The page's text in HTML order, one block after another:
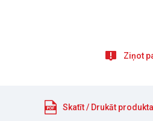
Ziņot
Skatīt / Drukāt